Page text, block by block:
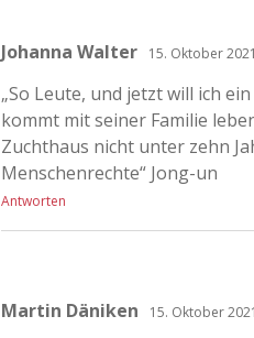
Johanna Walter 15. Oktober
„So Leute, und jetzt will ich
kommt mit seiner Familie
Zuchthaus nicht unter zehn
Menschenrechte“ Jong-un
Antworten
Martin Däniken 15. Oktober